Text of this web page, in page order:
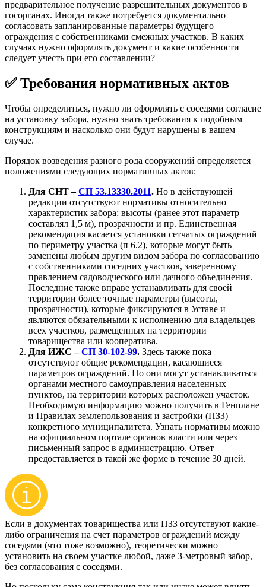
предварительное получение разрешительных документов в
госорганах. Иногда также потребуется документально
согласовать запланированные параметры будущего
ограждения с собственниками смежных участков. В каких
случаях нужно оформлять документ и какие особенности
следует учесть при его составлении?
✅ Требования нормативных актов
Чтобы определиться, нужно ли оформлять с соседями согласие
на установку забора, нужно знать требования к подобным
конструкциям и насколько они будут нарушены в вашем
случае.
Порядок возведения разного рода сооружений определяется
положениями следующих нормативных актов:
Для СНТ –СП 53.13330.2011. Но в действующей
редакции отсутствуют нормативы относительно
характеристик забора: высоты (ранее этот параметр
составлял 1,5 м), прозрачности и пр. Единственная
рекомендация касается установки сетчатых ограждений
по периметру участка (п 6.2), которые могут быть
заменены любым другим видом забора по согласованию
с собственниками соседних участков, заверенному
правлением садоводческого или дачного объединения.
Последние также вправе устанавливать для своей
территории более точные параметры (высоты,
прозрачности), которые фиксируются в Уставе и
являются обязательными к исполнению для владельцев
всех участков, размещенных на территории
товарищества или кооператива.
Для ИЖС –СП 30-102-99. Здесь также пока
отсутствуют общие рекомендации, касающиеся
параметров ограждений. Но они могут устанавливаться
органами местного самоуправления населенных
пунктов, на территории которых расположен участок.
Необходимую информацию можно получить в Генплане
и Правилах землепользования и застройки (ПЗЗ)
конкретного муниципалитета. Узнать нормативы можно
на официальном портале органов власти или через
письменный запрос в администрацию. Ответ
предоставляется в такой же форме в течение 30 дней.
Если в документах товарищества или ПЗЗ отсутствуют какие-
либо ограничения на счет параметров ограждений между
соседями (что тоже возможно), теоретически можно
установить на своем участке любой, даже 3-метровый забор,
без согласования с соседями.